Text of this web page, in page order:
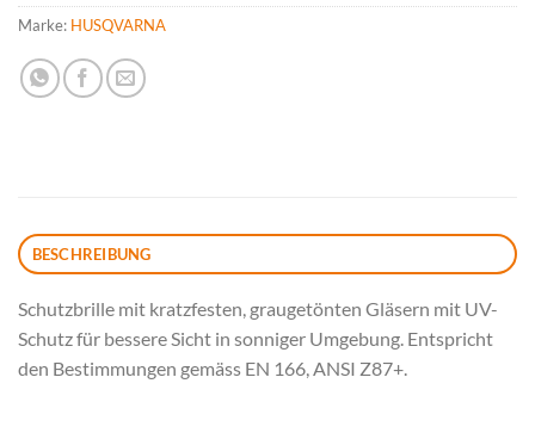
Marke: HUSQVARNA
BESCHREIBUNG
Schutzbrille mit kratzfesten, graugetönten Gläsern mit UV-
Schutz für bessere Sicht in sonniger Umgebung. Entspricht
den Bestimmungen gemäss EN 166, ANSI Z87+.